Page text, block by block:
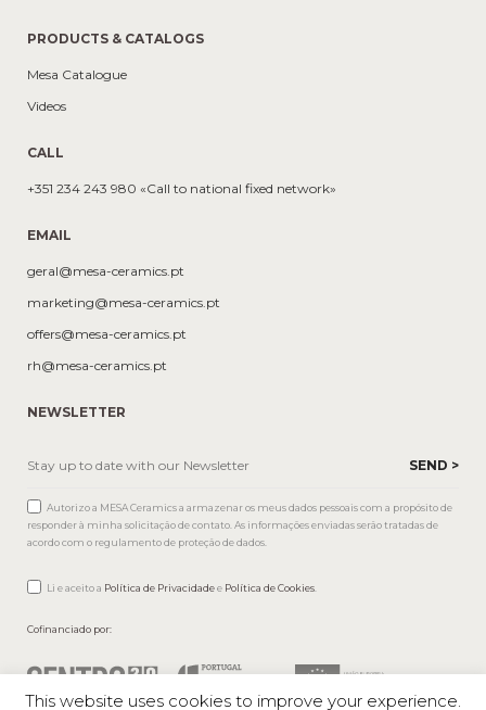
PRODUCTS & CATALOGS
Mesa Catalogue
Videos
CALL
+351 234 243 980 «Call to national fixed network»
EMAIL
geral@mesa-ceramics.pt
marketing@mesa-ceramics.pt
offers@mesa-ceramics.pt
rh@mesa-ceramics.pt
NEWSLETTER
Autorizo a MESA Ceramics a armazenar os meus dados pessoais com a propósito de
responder à minha solicitação de contato. As informações enviadas serão tratadas de
acordo com o regulamento de proteção de dados.
Li e aceito a Política de Privacidadee Política de Cookies.
Cofinanciado por:
This website uses cookies to improve your experience.